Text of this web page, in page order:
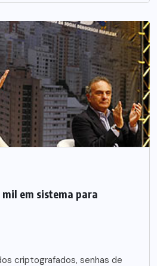
mil em sistema para
criptografados, senhas de